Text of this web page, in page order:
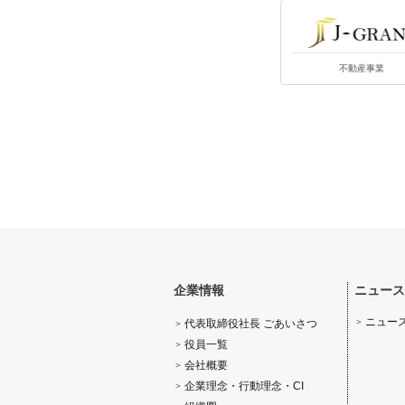
不動産事業
企業情報
代表取締役社長 ごあいさつ
役員一覧
会社概要
企業理念・行動理念・CI
ニュー
ニュー